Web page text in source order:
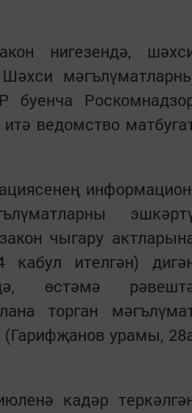
нигезендә,
буенча
ведомство
чыгару
кабул ителгән)
өстәмә
торган
(Гарифҗанов урамы,
кадәр